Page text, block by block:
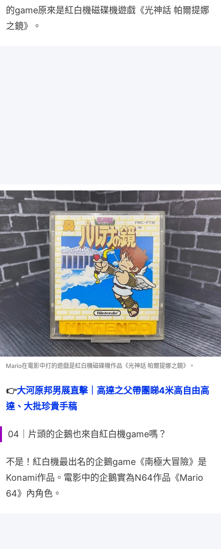
的game原來是紅白機磁碟機遊戲《光神話 帕爾提娜
之鏡》。
Mario在電影中打的遊戲是紅白機磁碟機作品《光神話 帕爾提娜之鏡》。
👉大河原邦男展直擊｜高達之父帶團睇4米高自由高
達、大批珍貴手稿
04｜片頭的企鵝也來自紅白機game嗎？
不是！紅白機最出名的企鵝game《南極大冒險》是
Konami作品。電影中的企鵝實為N64作品《Mario
64》內角色。